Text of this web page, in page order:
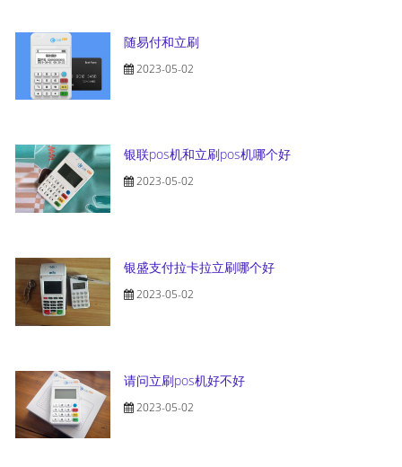
随易付和立刷
2023-05-02
银联pos机和立刷pos机哪个好
2023-05-02
银盛支付拉卡拉立刷哪个好
2023-05-02
请问立刷pos机好不好
2023-05-02